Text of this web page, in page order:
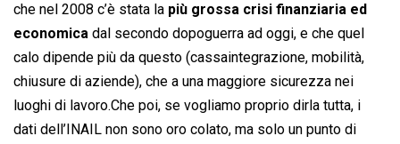
che nel 2008 c’è stata la più grossa crisi finanziaria ed
economica dal secondo dopoguerra ad oggi, e che quel
calo dipende più da questo (cassaintegrazione, mobilità,
chiusure di aziende), che a una maggiore sicurezza nei
luoghi di lavoro.Che poi, se vogliamo proprio dirla tutta, i
dati dell’INAIL non sono oro colato, ma solo un punto di